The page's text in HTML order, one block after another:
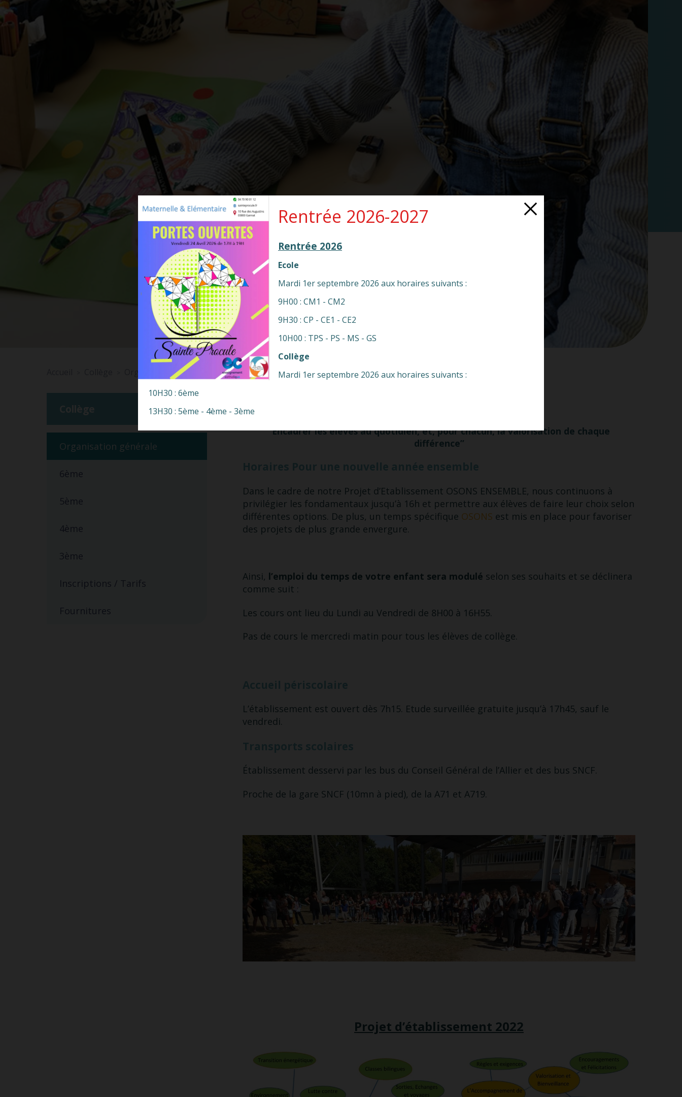
Organisation générale
Organisation générale
6ème
5ème
4ème
3ème
Inscriptions / Tarifs
Fournitures
Organisation générale
“Encadrer les élèves au quotidien, et, pour chacun, la valorisation de chaque
différence”
Dans le cadre de notre Projet d’Etablissement OSONS ENSEMBLE, nous continuons à
privilégier les fondamentaux jusqu’à 16h et permettre aux élèves de faire leur choix selon
différentes options. De plus, un temps spécifique OSONS est mis en place pour favoriser
des projets de plus grande envergure.
Ainsi, l’emploi du temps de votre enfant sera modulé selon ses souhaits et se déclinera
comme suit :
Les cours ont lieu du Lundi au Vendredi de 8H00 à 16H55.
Pas de cours le mercredi matin pour tous les élèves de collège.
L’établissement est ouvert dès 7h15. Etude surveillée gratuite jusqu’à 17h45, sauf le
vendredi.
Établissement desservi par les bus du Conseil Général de l’Allier et des bus SNCF.
Proche de la gare SNCF (10mn à pied), de la A71 et A719.
Projet d’établissement 2022
Rentrée 2026-2027
Rentrée 2026
Ecole
Mardi 1er septembre 2026 aux horaires suivants :
9H00 : CM1 - CM2
9H30 : CP - CE1 - CE2
10H00 : TPS - PS - MS - GS
Collège
Mardi 1er septembre 2026 aux horaires suivants :
10H30 : 6ème
13H30 : 5ème - 4ème - 3ème